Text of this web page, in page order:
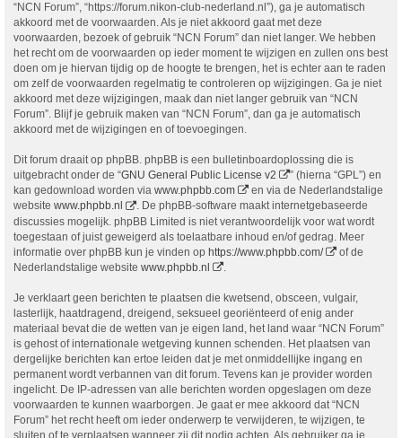
“NCN Forum”, “https://forum.nikon-club-nederland.nl”), ga je automatisch
akkoord met de voorwaarden. Als je niet akkoord gaat met deze
voorwaarden, bezoek of gebruik “NCN Forum” dan niet langer. We hebben
het recht om de voorwaarden op ieder moment te wijzigen en zullen ons best
doen om je hiervan tijdig op de hoogte te brengen, het is echter aan te raden
om zelf de voorwaarden regelmatig te controleren op wijzigingen. Ga je niet
akkoord met deze wijzigingen, maak dan niet langer gebruik van “NCN
Forum”. Blijf je gebruik maken van “NCN Forum”, dan ga je automatisch
akkoord met de wijzigingen en of toevoegingen.
Dit forum draait op phpBB. phpBB is een bulletinboardoplossing die is
uitgebracht onder de “GNU General Public License v2
” (hierna “GPL”) en
kan gedownload worden via www.phpbb.com
en via de Nederlandstalige
website www.phpbb.nl
. De phpBB-software maakt internetgebaseerde
discussies mogelijk. phpBB Limited is niet verantwoordelijk voor wat wordt
toegestaan of juist geweigerd als toelaatbare inhoud en/of gedrag. Meer
informatie over phpBB kun je vinden op https://www.phpbb.com/
of de
Nederlandstalige website www.phpbb.nl .
Je verklaart geen berichten te plaatsen die kwetsend, obsceen, vulgair,
lasterlijk, haatdragend, dreigend, seksueel georiënteerd of enig ander
materiaal bevat die de wetten van je eigen land, het land waar “NCN Forum”
is gehost of internationale wetgeving kunnen schenden. Het plaatsen van
dergelijke berichten kan ertoe leiden dat je met onmiddellijke ingang en
permanent wordt verbannen van dit forum. Tevens kan je provider worden
ingelicht. De IP-adressen van alle berichten worden opgeslagen om deze
voorwaarden te kunnen waarborgen. Je gaat er mee akkoord dat “NCN
Forum” het recht heeft om ieder onderwerp te verwijderen, te wijzigen, te